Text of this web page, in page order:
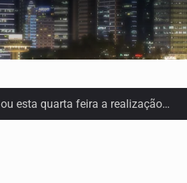
esta quarta feira a realização…